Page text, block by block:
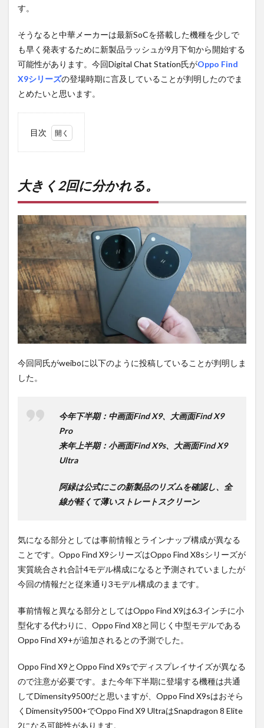
す。
そうなると中華メーカーは最新SoCを搭載した機種を少しで
も早く発表するために新製品ラッシュが9月下旬から開始する
可能性があります。今回Digital Chat Station氏がOppo Find
X9シリーズの登場時期に言及していることが判明したのでま
とめたいと思います。
目次
回に
分か
れ
2
PR)
購入
は待
ち時
間不
要の
オン
ライ
ンシ
ョッ
おす
す
め！
大きく2回に分かれる。
今回同氏がweiboに以下のように投稿していることが判明しま
した。
今年下半期：中画面Find X9、大画面Find X9
Pro
来年上半期：小画面Find X9s、大画面Find X9
Ultra
阿緑は公式にこの新製品のリズムを確認し、全
線が軽くて薄いストレートスクリーン
気になる部分としては事前情報とラインナップ構成が異なる
ことです。Oppo Find X9シリーズはOppo Find X8sシリーズが
実質統合され合計4モデル構成になると予測されていましたが
今回の情報だと従来通り3モデル構成のままです。
事前情報と異なる部分としてはOppo Find X9は6.3インチに小
型化する代わりに、Oppo Find X8と同じく中型モデルである
Oppo Find X9+が追加されるとの予測でした。
Oppo Find X9とOppo Find X9sでディスプレイサイズが異なる
ので注意が必要です。また今年下半期に登場する機種は共通
してDimensity9500だと思いますが、Oppo Find X9sはおそら
くDimensity9500+でOppo Find X9 UltraはSnapdragon 8 Elite
2になる可能性があります。